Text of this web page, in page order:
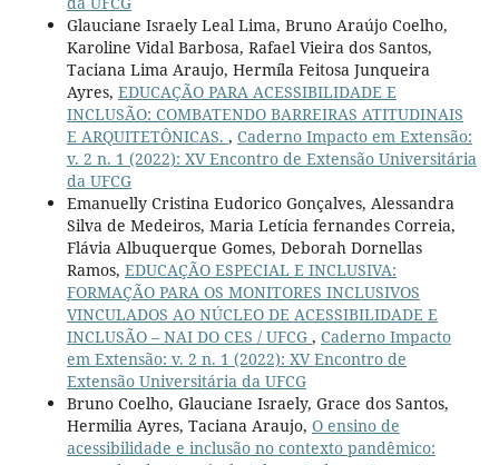
Glauciane Israely Leal Lima, Bruno Araújo Coelho,
Karoline Vidal Barbosa, Rafael Vieira dos Santos,
Taciana Lima Araujo, Hermíla Feitosa Junqueira
Ayres, EDUCAÇÃO PARA ACESSIBILIDADE E
INCLUSÃO: COMBATENDO BARREIRAS ATITUDINAIS
E ARQUITETÔNICAS. , Caderno Impacto em Extensão:
v. 2 n. 1 (2022): XV Encontro de Extensão Universitária
da UFCG
Emanuelly Cristina Eudorico Gonçalves, Alessandra
Silva de Medeiros, Maria Letícia fernandes Correia,
Flávia Albuquerque Gomes, Deborah Dornellas
Ramos, EDUCAÇÃO ESPECIAL E INCLUSIVA:
FORMAÇÃO PARA OS MONITORES INCLUSIVOS
VINCULADOS AO NÚCLEO DE ACESSIBILIDADE E
INCLUSÃO – NAI DO CES / UFCG , Caderno Impacto
em Extensão: v. 2 n. 1 (2022): XV Encontro de
Extensão Universitária da UFCG
Bruno Coelho, Glauciane Israely, Grace dos Santos,
Hermilia Ayres, Taciana Araujo, O ensino de
acessibilidade e inclusão no contexto pandêmico: